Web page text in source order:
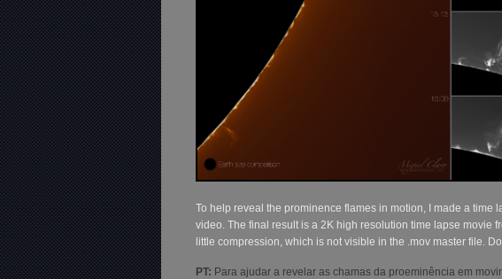
To help reveal the prominence flames in motion, I made a
video. The final result is a 2K high resolution time lapse movie
little compression, which is not visible in the .mov master file.
PT: Para ajudar a revelar as chamas da proeminência em